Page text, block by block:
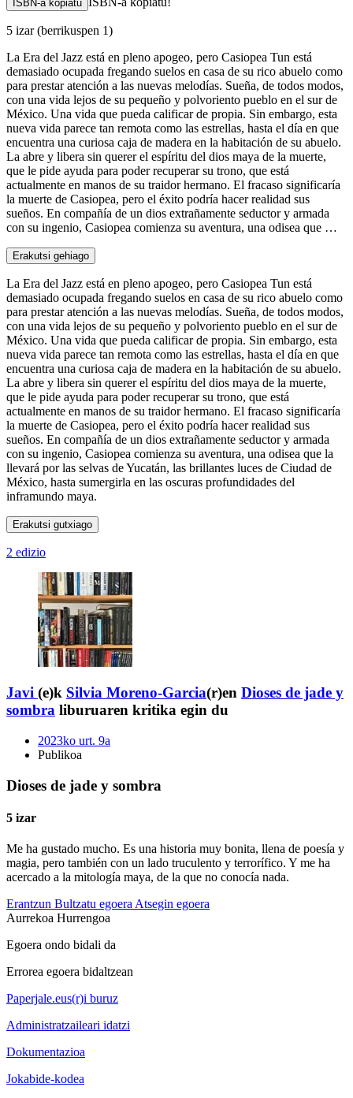
ISBN-a kopiatu
5 izar(berrikuspen 1)
La Era del Jazz está en pleno apogeo, pero Casiopea Tun está
demasiado ocupada fregando suelos en casa de su rico abuelo como
para prestar atención a las nuevas melodías. Sueña, de todos modos,
con una vida lejos de su pequeño y polvoriento pueblo en el sur de
México. Una vida que pueda calificar de propia. Sin embargo, esta
nueva vida parece tan remota como las estrellas, hasta el día en que
encuentra una curiosa caja de madera en la habitación de su abuelo.
La abre y libera sin querer el espíritu del dios maya de la muerte,
que le pide ayuda para poder recuperar su trono, que está
actualmente en manos de su traidor hermano. El fracaso significaría
la muerte de Casiopea, pero el éxito podría hacer realidad sus
sueños. En compañía de un dios extrañamente seductor y armada
con su ingenio, Casiopea comienza su aventura, una odisea que …
Erakutsi gehiago
La Era del Jazz está en pleno apogeo, pero Casiopea Tun está
demasiado ocupada fregando suelos en casa de su rico abuelo como
para prestar atención a las nuevas melodías. Sueña, de todos modos,
con una vida lejos de su pequeño y polvoriento pueblo en el sur de
México. Una vida que pueda calificar de propia. Sin embargo, esta
nueva vida parece tan remota como las estrellas, hasta el día en que
encuentra una curiosa caja de madera en la habitación de su abuelo.
La abre y libera sin querer el espíritu del dios maya de la muerte,
que le pide ayuda para poder recuperar su trono, que está
actualmente en manos de su traidor hermano. El fracaso significaría
la muerte de Casiopea, pero el éxito podría hacer realidad sus
sueños. En compañía de un dios extrañamente seductor y armada
con su ingenio, Casiopea comienza su aventura, una odisea que la
llevará por las selvas de Yucatán, las brillantes luces de Ciudad de
México, hasta sumergirla en las oscuras profundidades del
inframundo maya.
Erakutsi gutxiago
2 edizio
Javi (e)k Silvia Moreno-Garcia(r)en Dioses de jade y
sombra liburuaren kritika egin du
2023ko urt. 9a
Publikoa
Dioses de jade y sombra
5 izar
Me ha gustado mucho. Es una historia muy bonita, llena de poesía y
magia, pero también con un lado truculento y terrorífico. Y me ha
acercado a la mitología maya, de la que no conocía nada.
Erantzun Bultzatu egoera Atsegin egoera
Aurrekoa Hurrengoa
Egoera ondo bidali da
Errorea egoera bidaltzean
Paperjale.eus(r)i buruz
Administratzaileari idatzi
Dokumentazioa
Jokabide-kodea